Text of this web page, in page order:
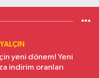
yeni dönem! Yeni
indirim oranları